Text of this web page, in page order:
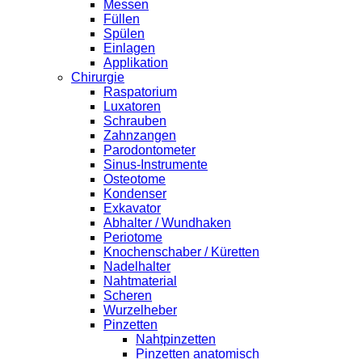
Messen
Füllen
Spülen
Einlagen
Applikation
Chirurgie
Raspatorium
Luxatoren
Schrauben
Zahnzangen
Parodontometer
Sinus-Instrumente
Osteotome
Kondenser
Exkavator
Abhalter / Wundhaken
Periotome
Knochenschaber / Küretten
Nadelhalter
Nahtmaterial
Scheren
Wurzelheber
Pinzetten
Nahtpinzetten
Pinzetten anatomisch